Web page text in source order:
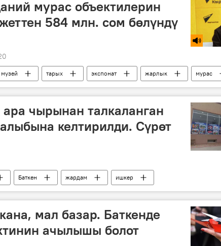
мурас объектилерин
584 млн. сом бөлүндү
музей тарых экспонат жарлык
мурас
ара чырынан талкаланган
келтирилди. Сүрөт
Баткен жардам ишкер
мал базар. Баткенде
ачылышы болот